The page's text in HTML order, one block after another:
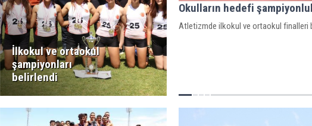
İlkokul ve ortaokul
şampiyonları
belirlendi
Okulların hedefi
Atletizmde ilkokul ve ortaokul finalleri